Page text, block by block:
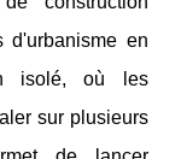
d'urbanisme en
isolé, où les
sur plusieurs